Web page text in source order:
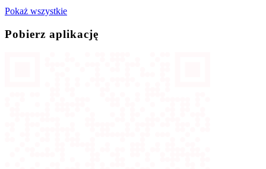
Pokaż wszystkie
Pobierz aplikację